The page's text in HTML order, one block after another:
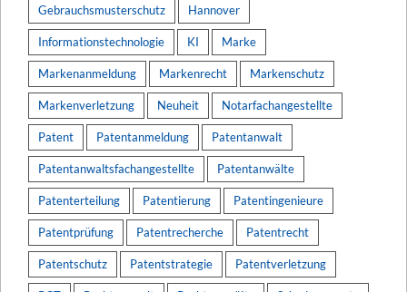
Gebrauchsmusterschutz Hannover
Informationstechnologie KI Marke
Markenanmeldung Markenrecht Markenschutz
Markenverletzung Neuheit Notarfachangestellte
Patent Patentanmeldung Patentanwalt
Patentanwaltsfachangestellte Patentanwälte
Patenterteilung Patentierung Patentingenieure
Patentprüfung Patentrecherche Patentrecht
Patentschutz Patentstrategie Patentverletzung